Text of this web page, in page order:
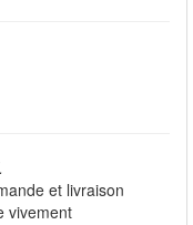
et livraison
vivement